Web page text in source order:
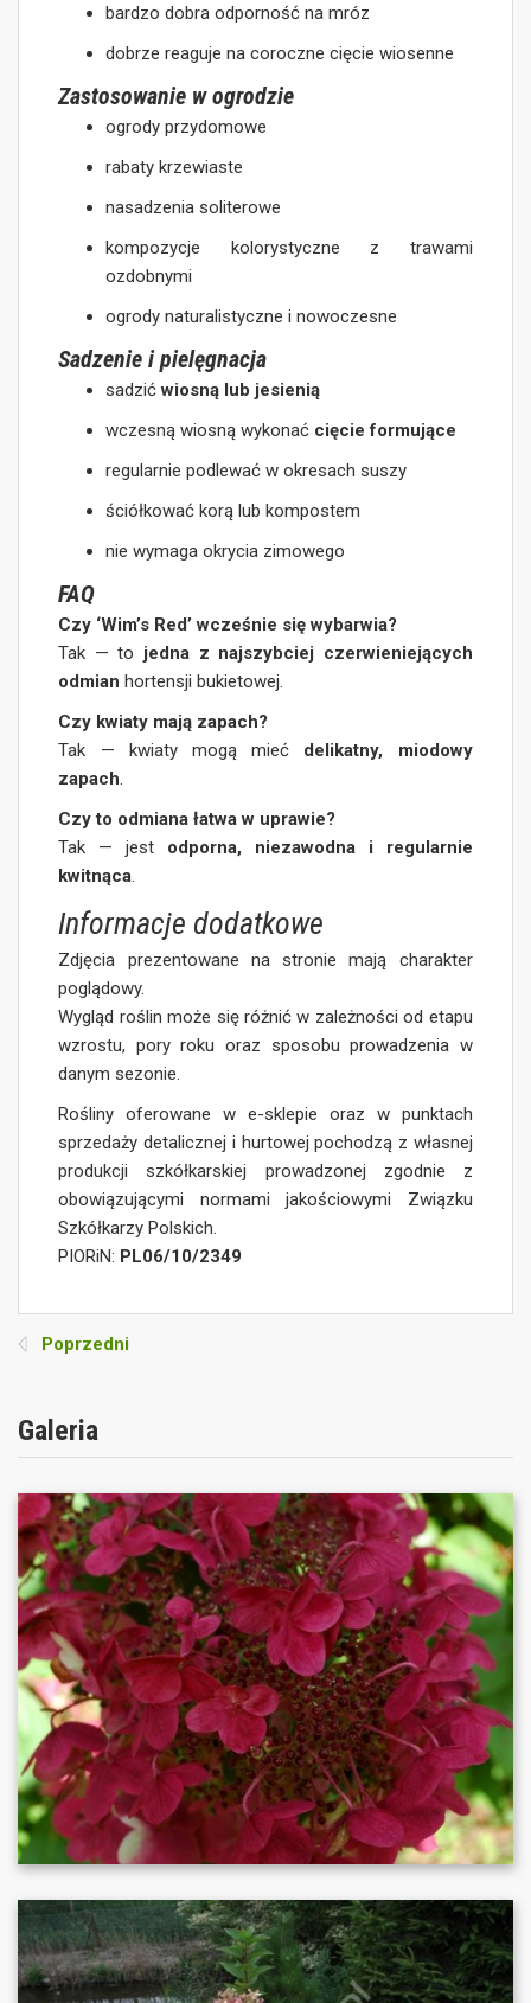
bardzo dobra odporność na mróz
dobrze reaguje na coroczne cięcie wiosenne
Zastosowanie w ogrodzie
ogrody przydomowe
rabaty krzewiaste
nasadzenia soliterowe
kompozycje kolorystyczne z trawami
ozdobnymi
ogrody naturalistyczne i nowoczesne
Sadzenie i pielęgnacja
sadzićwiosną lub jesienią
wczesną wiosną wykonać cięcie formujące
regularnie podlewać w okresach suszy
ściółkować korą lub kompostem
nie wymaga okrycia zimowego
FAQ
Czy ‘Wim’s Red’ wcześnie się wybarwia?
Tak — to jedna z najszybciej czerwieniejących
odmian hortensji bukietowej.
Czy kwiaty mają zapach?
Tak — kwiaty mogą mieć delikatny, miodowy
zapach.
Czy to odmiana łatwa w uprawie?
Tak — jest odporna, niezawodna i regularnie
kwitnąca.
Informacje dodatkowe
Zdjęcia prezentowane na stronie mają charakter
poglądowy.
Wygląd roślin może się różnić w zależności od etapu
wzrostu, pory roku oraz sposobu prowadzenia w
danym sezonie.
Rośliny oferowane w e-sklepie oraz w punktach
sprzedaży detalicznej i hurtowej pochodzą z własnej
produkcji szkółkarskiej prowadzonej zgodnie z
obowiązującymi normami jakościowymi Związku
Szkółkarzy Polskich.
PIORiN: PL06/10/2349
Poprzedni
Galeria